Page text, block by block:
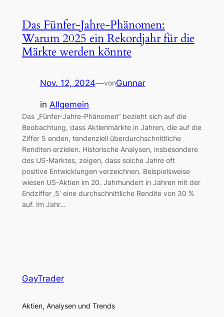
Das Fünfer-Jahre-Phänomen:
Warum 2025 ein Rekordjahr für die
Märkte werden könnte
Nov. 12, 2024—vonGunnar
in Allgemein
Das „Fünfer-Jahre-Phänomen“ bezieht sich auf die
Beobachtung, dass Aktienmärkte in Jahren, die auf die
Ziffer 5 enden, tendenziell überdurchschnittliche
Renditen erzielen. Historische Analysen, insbesondere
des US-Marktes, zeigen, dass solche Jahre oft
positive Entwicklungen verzeichnen. Beispielsweise
wiesen US-Aktien im 20. Jahrhundert in Jahren mit der
Endziffer ‚5‘ eine durchschnittliche Rendite von 30 %
auf. Im Jahr…
GayTrader
Aktien, Analysen und Trends